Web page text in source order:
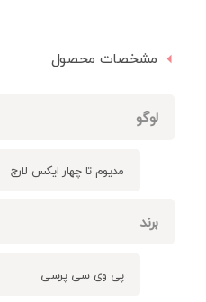
مشخصات محصول
لوگو
مدیوم تا چهار ایکس لارج
برند
پی وی سی پرسی